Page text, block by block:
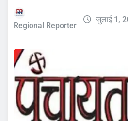
Regional Reporter
जुलाई 1,